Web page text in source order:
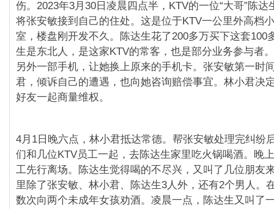
伤。2023年3月30日凌晨四点半，KTV的一位“大哥”陈达
将张安敏接到自己的住处。这是位于KTV一公里外高档
室，楼盘刚开发不久。陈达生花了200多万买下这套100
生是东北人，是这家KTV的常客，也是部分业务参与者
另外一部手机，让她换上原来的手机卡。张安敏第一时
君，倾诉自己的遭遇，也向她咨询赔偿事宜。林小君决
好友一起商量维权。
4月1日晚六点，林小君抵达常德。帮张安敏处理完纠纷
们和几位KTV员工一起，去陈达生家里吃火锅喝酒。晚
工先行离场。陈达生觉得喝的不尽兴，又叫了几位朋友
里除了张安敏、林小君、陈达生3人外，还有2个男人。
数次向两个未成年女孩劝酒。凌晨一点，陈达生又叫了